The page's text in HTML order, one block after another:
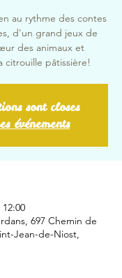
au rythme des contes
d'un grand jeux de
des animaux et
citrouille pâtissière!
sont closes
événements
697 Chemin de
Jean-de-Niost,